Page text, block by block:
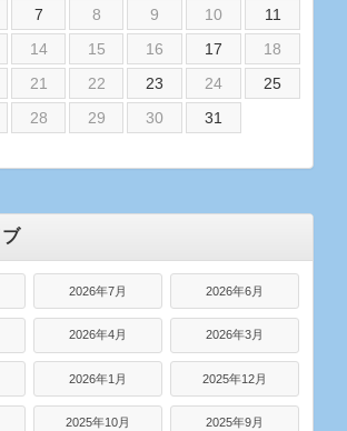
7 8 9 10
11
14 15 16 17
18
21 22 23 24
25
28 29 30
31
2026年7月 2026年6月
2026年4月 2026年3月
2026年1月 2025年12月
2025年10月 2025年9月